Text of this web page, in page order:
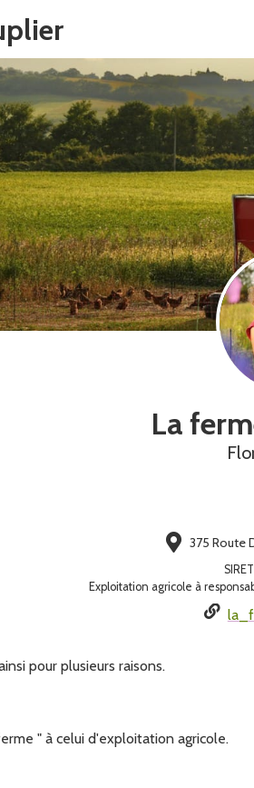
La
375 Route
SIRET
Exploitation agricole à
pour plusieurs raisons.
" à celui d'exploitation agricole.